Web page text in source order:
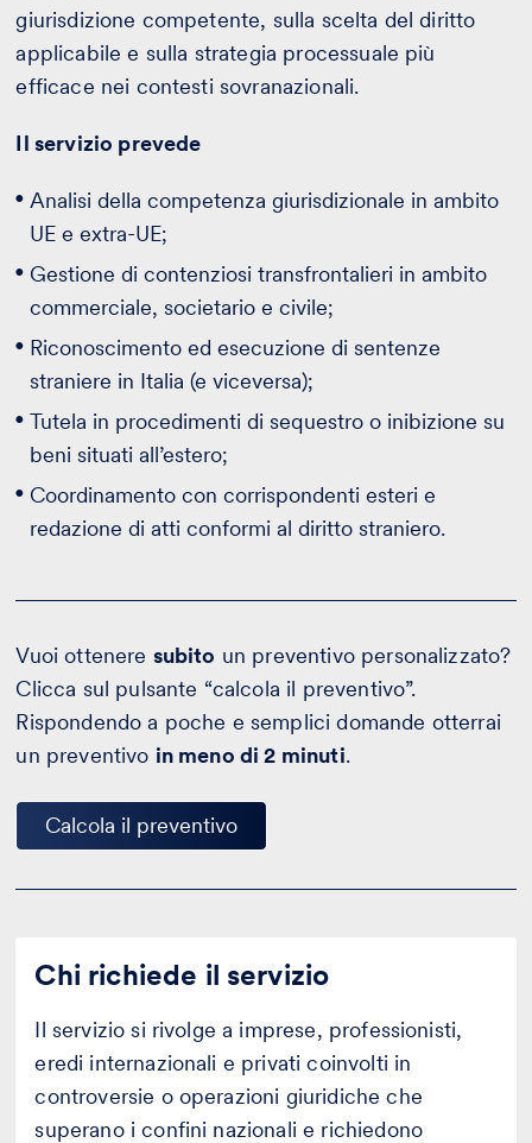
giurisdizione competente, sulla scelta del diritto
applicabile e sulla strategia processuale più
efficace nei contesti sovranazionali.
Il servizio prevede
Analisi della competenza giurisdizionale in ambito
UE e extra-UE;
Gestione di contenziosi transfrontalieri in ambito
commerciale, societario e civile;
Riconoscimento ed esecuzione di sentenze
straniere in Italia (e viceversa);
Tutela in procedimenti di sequestro o inibizione su
beni situati all’estero;
Coordinamento con corrispondenti esteri e
redazione di atti conformi al diritto straniero.
Vuoi ottenere subito un preventivo personalizzato?
Clicca sul pulsante “calcola il preventivo”.
Rispondendo a poche e semplici domande otterrai
un preventivo in meno di 2 minuti.
Calcola il preventivo
Chi richiede il servizio
Il servizio si rivolge a imprese, professionisti,
eredi internazionali e privati coinvolti in
controversie o operazioni giuridiche che
superano i confini nazionali e richiedono